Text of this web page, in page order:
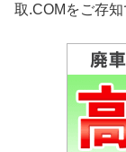
取.COMをご存知